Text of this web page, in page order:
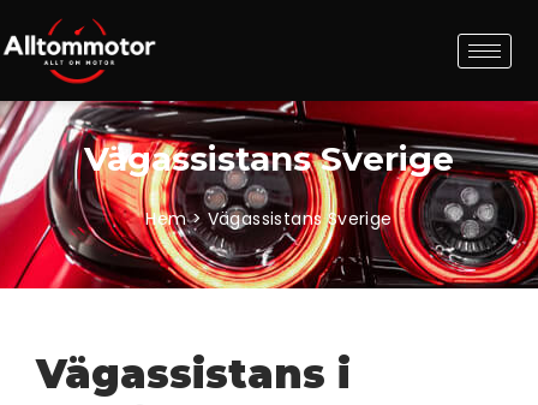
Vägassistans Sverige
Hem > Vägassistans Sverige
Vägassistans i